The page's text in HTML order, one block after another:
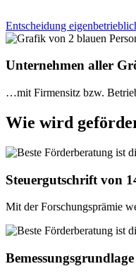
Entscheidung
Unternehmen aller
…mit Firmensitz bzw.
Wie wird
Steuergutschrift von
Mit der Forschungsprämie
Bemessungsgrundlage